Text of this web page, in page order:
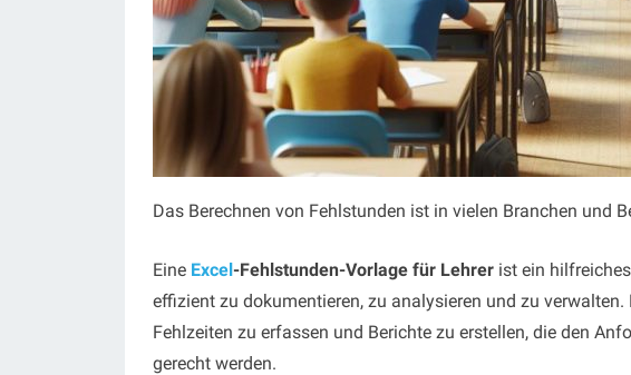
Das Berechnen von Fehlstunden ist in vielen Branchen und
Eine Excel-Fehlstunden-Vorlage für Lehrer ist ein
effizient zu dokumentieren, zu analysieren und zu
Fehlzeiten zu erfassen und Berichte zu erstellen, die den
gerecht werden.